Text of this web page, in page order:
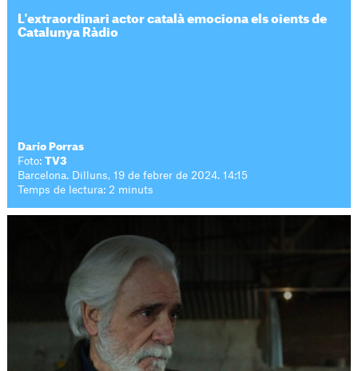
L'extraordinari actor català emociona els oients de
Catalunya Ràdio
Darío Porras
Foto:TV3
Barcelona. Dilluns, 19 de febrer de 2024. 14:15
Temps de lectura: 2 minuts